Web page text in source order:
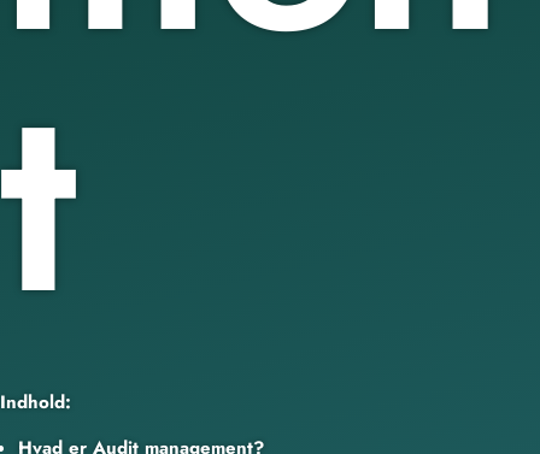
t
Indhold:
Hvad er Audit management?